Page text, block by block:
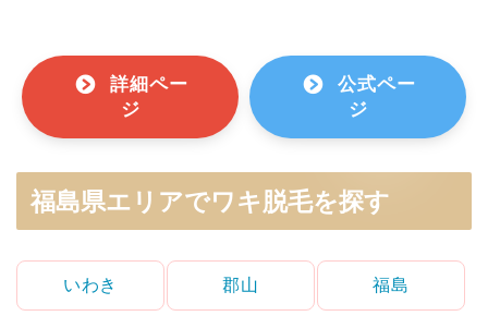
詳細ペー
ジ
公式ペー
ジ
福島県エリアでワキ脱毛を探す
いわき 郡山 福島